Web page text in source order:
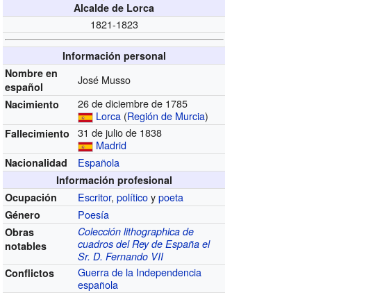
Alcalde de Lorca
1821-1823
Información personal
Nombre en
español
José Musso
Nacimiento
26 de diciembre de 1785
Lorca (Región de Murcia)
Fallecimiento
31 de julio de 1838
Madrid
Nacionalidad Española
Información profesional
Ocupación
Escritor,políticoypoeta
Género Poesía
Obras
notables
Colección lithographica de
cuadros del Rey de España el
Sr. D. Fernando VII
Conflictos
Guerra de la Independencia
española